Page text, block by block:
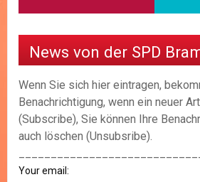
News von der SPD
Wenn Sie sich hier eintragen,
Benachrichtigung, wenn ein neuer
(Subscribe), Sie können Ihre
auch löschen (Unsubsribe).
Your email: